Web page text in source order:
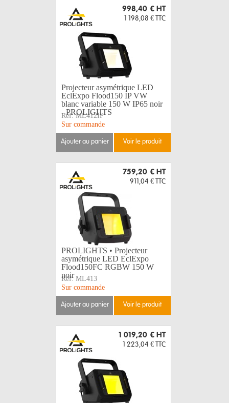
998,40 € HT
1 198,08 € TTC
Projecteur asymétrique LED
EclExpo Flood150 IP VW
blanc variable 150 W IP65 noir
- PROLIGHTS
Réf: ML412IP
Sur commande
ajouter au panier voir le produit
759,20 € HT
911,04 € TTC
PROLIGHTS • Projecteur
asymétrique LED EclExpo
Flood150FC RGBW 150 W
noir
Réf: ML413
Sur commande
ajouter au panier voir le produit
1 019,20 € HT
1 223,04 € TTC